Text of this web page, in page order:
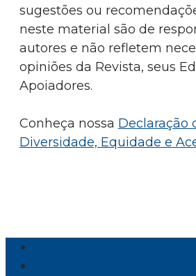
sugestões ou
neste material são de
autores e não refletem
opiniões da Revista, seus
Apoiadores.
Conheça nossa Declaração
Diversidade, Equidade e